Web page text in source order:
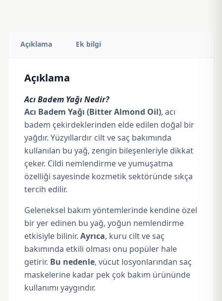
Açıklama Ek bilgi
Açıklama
Acı Badem Yağı Nedir?
Acı Badem Yağı (Bitter Almond Oil), acı
badem çekirdeklerinden elde edilen doğal bir
yağdır. Yüzyıllardır cilt ve saç bakımında
kullanılan bu yağ, zengin bileşenleriyle dikkat
çeker. Cildi nemlendirme ve yumuşatma
özelliği sayesinde kozmetik sektöründe sıkça
tercih edilir.
Geleneksel bakım yöntemlerinde kendine özel
bir yer edinen bu yağ, yoğun nemlendirme
etkisiyle bilinir. Ayrıca, kuru cilt ve saç
bakımında etkili olması onu popüler hale
getirir. Bu nedenle, vücut losyonlarından saç
maskelerine kadar pek çok bakım ürününde
kullanımı yaygındır.